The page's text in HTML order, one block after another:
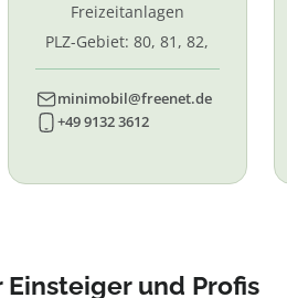
Freizeitanlagen
PLZ-Gebiet: 80, 81, 82,
minimobil@freenet.de
+49 9132 3612
und Profis